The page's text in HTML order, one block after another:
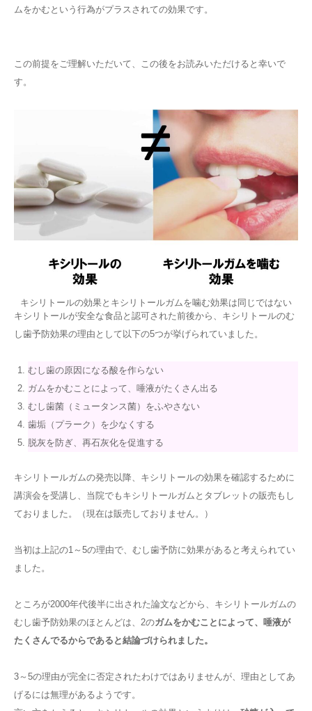
ムをかむという行為がプラスされての効果です。
この前提をご理解いただいて、この後をお読みいただけると幸いで
す。
キシリトールの効果とキシリトールガムを噛む効果は同じではない
キシリトールが安全な食品と認可された前後から、キシリトールのむ
し歯予防効果の理由として以下の5つが挙げられていました。
むし歯の原因になる酸を作らない
ガムをかむことによって、唾液がたくさん出る
むし歯菌（ミュータンス菌）をふやさない
歯垢（プラーク）を少なくする
脱灰を防ぎ、再石灰化を促進する
キシリトールガムの発売以降、キシリトールの効果を確認するために
講演会を受講し、当院でもキシリトールガムとタブレットの販売もし
ておりました。（現在は販売しておりません。）
当初は上記の1～5の理由で、むし歯予防に効果があると考えられてい
ました。
ところが2000年代後半に出された論文などから、キシリトールガムの
むし歯予防効果のほとんどは、2のガムをかむことによって、唾液が
たくさんでるからであると結論づけられました。
3～5の理由が完全に否定されたわけではありませんが、理由としてあ
げるには無理があるようです。